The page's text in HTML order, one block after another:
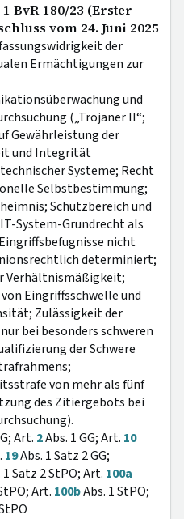
1 BvR 180/23 (Erster
vom 24. Juni 2025
der
Ermächtigungen zur
und
(„Trojaner II“;
Gewährleistung der
und Integrität
Systeme; Recht
Selbstbestimmung;
Schutzbereich und
System-Grundrecht als
nicht
determiniert;
Verhältnismäßigkeit;
Eingriffsschwelle und
Zulässigkeit der
bei besonders schweren
der Schwere
von mehr als fünf
des Zitiergebots bei
Art. 2Abs. 1 GG; Art. 10
19Abs. 1 Satz 2 GG;
1 Satz 2 StPO; Art. 100a
Art. 100bAbs. 1 StPO;